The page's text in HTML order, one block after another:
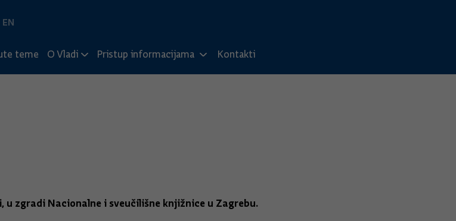
EN
teme O Vladi Pristup informacijama Kontakti
u zgradi Nacionalne i sveučilišne knjižnice u Zagrebu.